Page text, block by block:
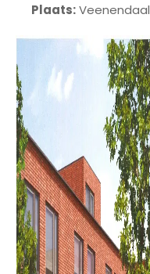
Plaats:Veenendaal